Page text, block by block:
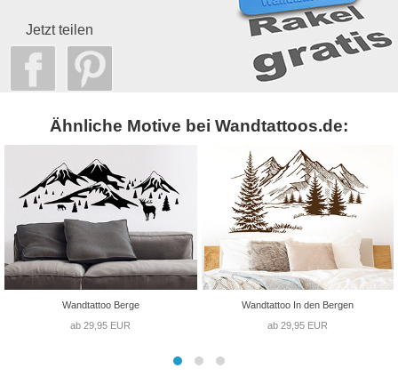
Jetzt teilen
Ähnliche Motive bei Wandtattoos.de:
Wandtattoo Berge
ab 29,95 EUR
Wandtattoo In den Bergen
ab 29,95 EUR